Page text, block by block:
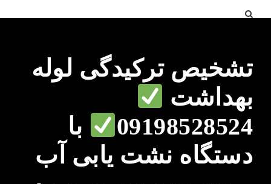
تشخیص ترکیدگی لوله
بهداشت
09198528524
با
دستگاه نشت یابی آب